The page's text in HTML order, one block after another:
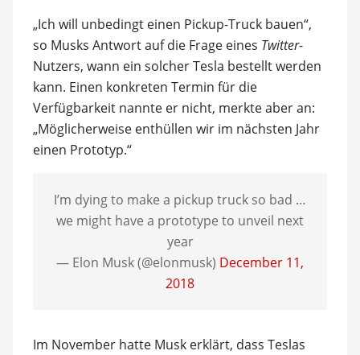
„Ich will unbedingt einen Pickup-Truck bauen“,
so Musks Antwort auf die Frage eines Twitter-
Nutzers, wann ein solcher Tesla bestellt werden
kann. Einen konkreten Termin für die
Verfügbarkeit nannte er nicht, merkte aber an:
„Möglicherweise enthüllen wir im nächsten Jahr
einen Prototyp.“
I’m dying to make a pickup truck so bad …
we might have a prototype to unveil next
year
— Elon Musk (@elonmusk) December 11,
2018
Im November hatte Musk erklärt, dass Teslas